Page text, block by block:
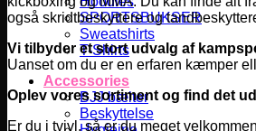
SPORTSBUKSER
Sweatshirts
T-Shirts
Accessories
BJJ bælter
Beskyttelse
også skridtbeskyttere og
Vi tilbyder et stort udvalg af
Uanset om du er en erfaren kæmper
Oplev vores sortiment og find det
Er du i tvivl, så er du meget